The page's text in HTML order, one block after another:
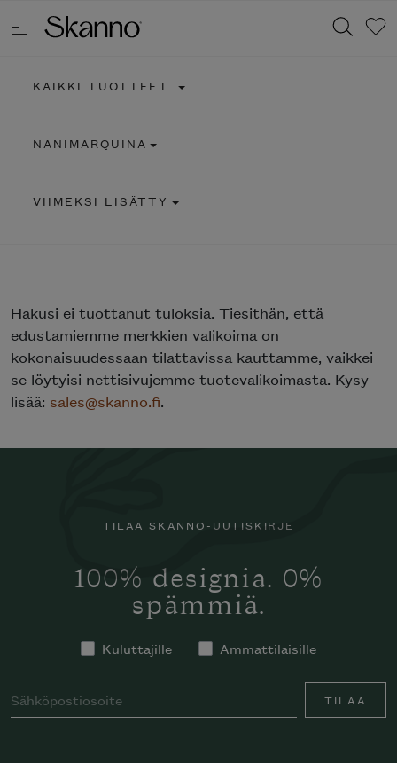
KAIKKI TUOTTEET
NANIMARQUINA
VIIMEKSI LISÄTTY
Hakusi ei tuottanut tuloksia. Tiesithän, että
edustamiemme merkkien valikoima on
kokonaisuudessaan tilattavissa kauttamme, vaikkei
se löytyisi nettisivujemme tuotevalikoimasta. Kysy
lisää: sales@skanno.fi.
TILAA SKANNO-UUTISKIRJE
100% designia. 0%
spämmiä.
Kuluttajille Ammattilaisille
TILAA